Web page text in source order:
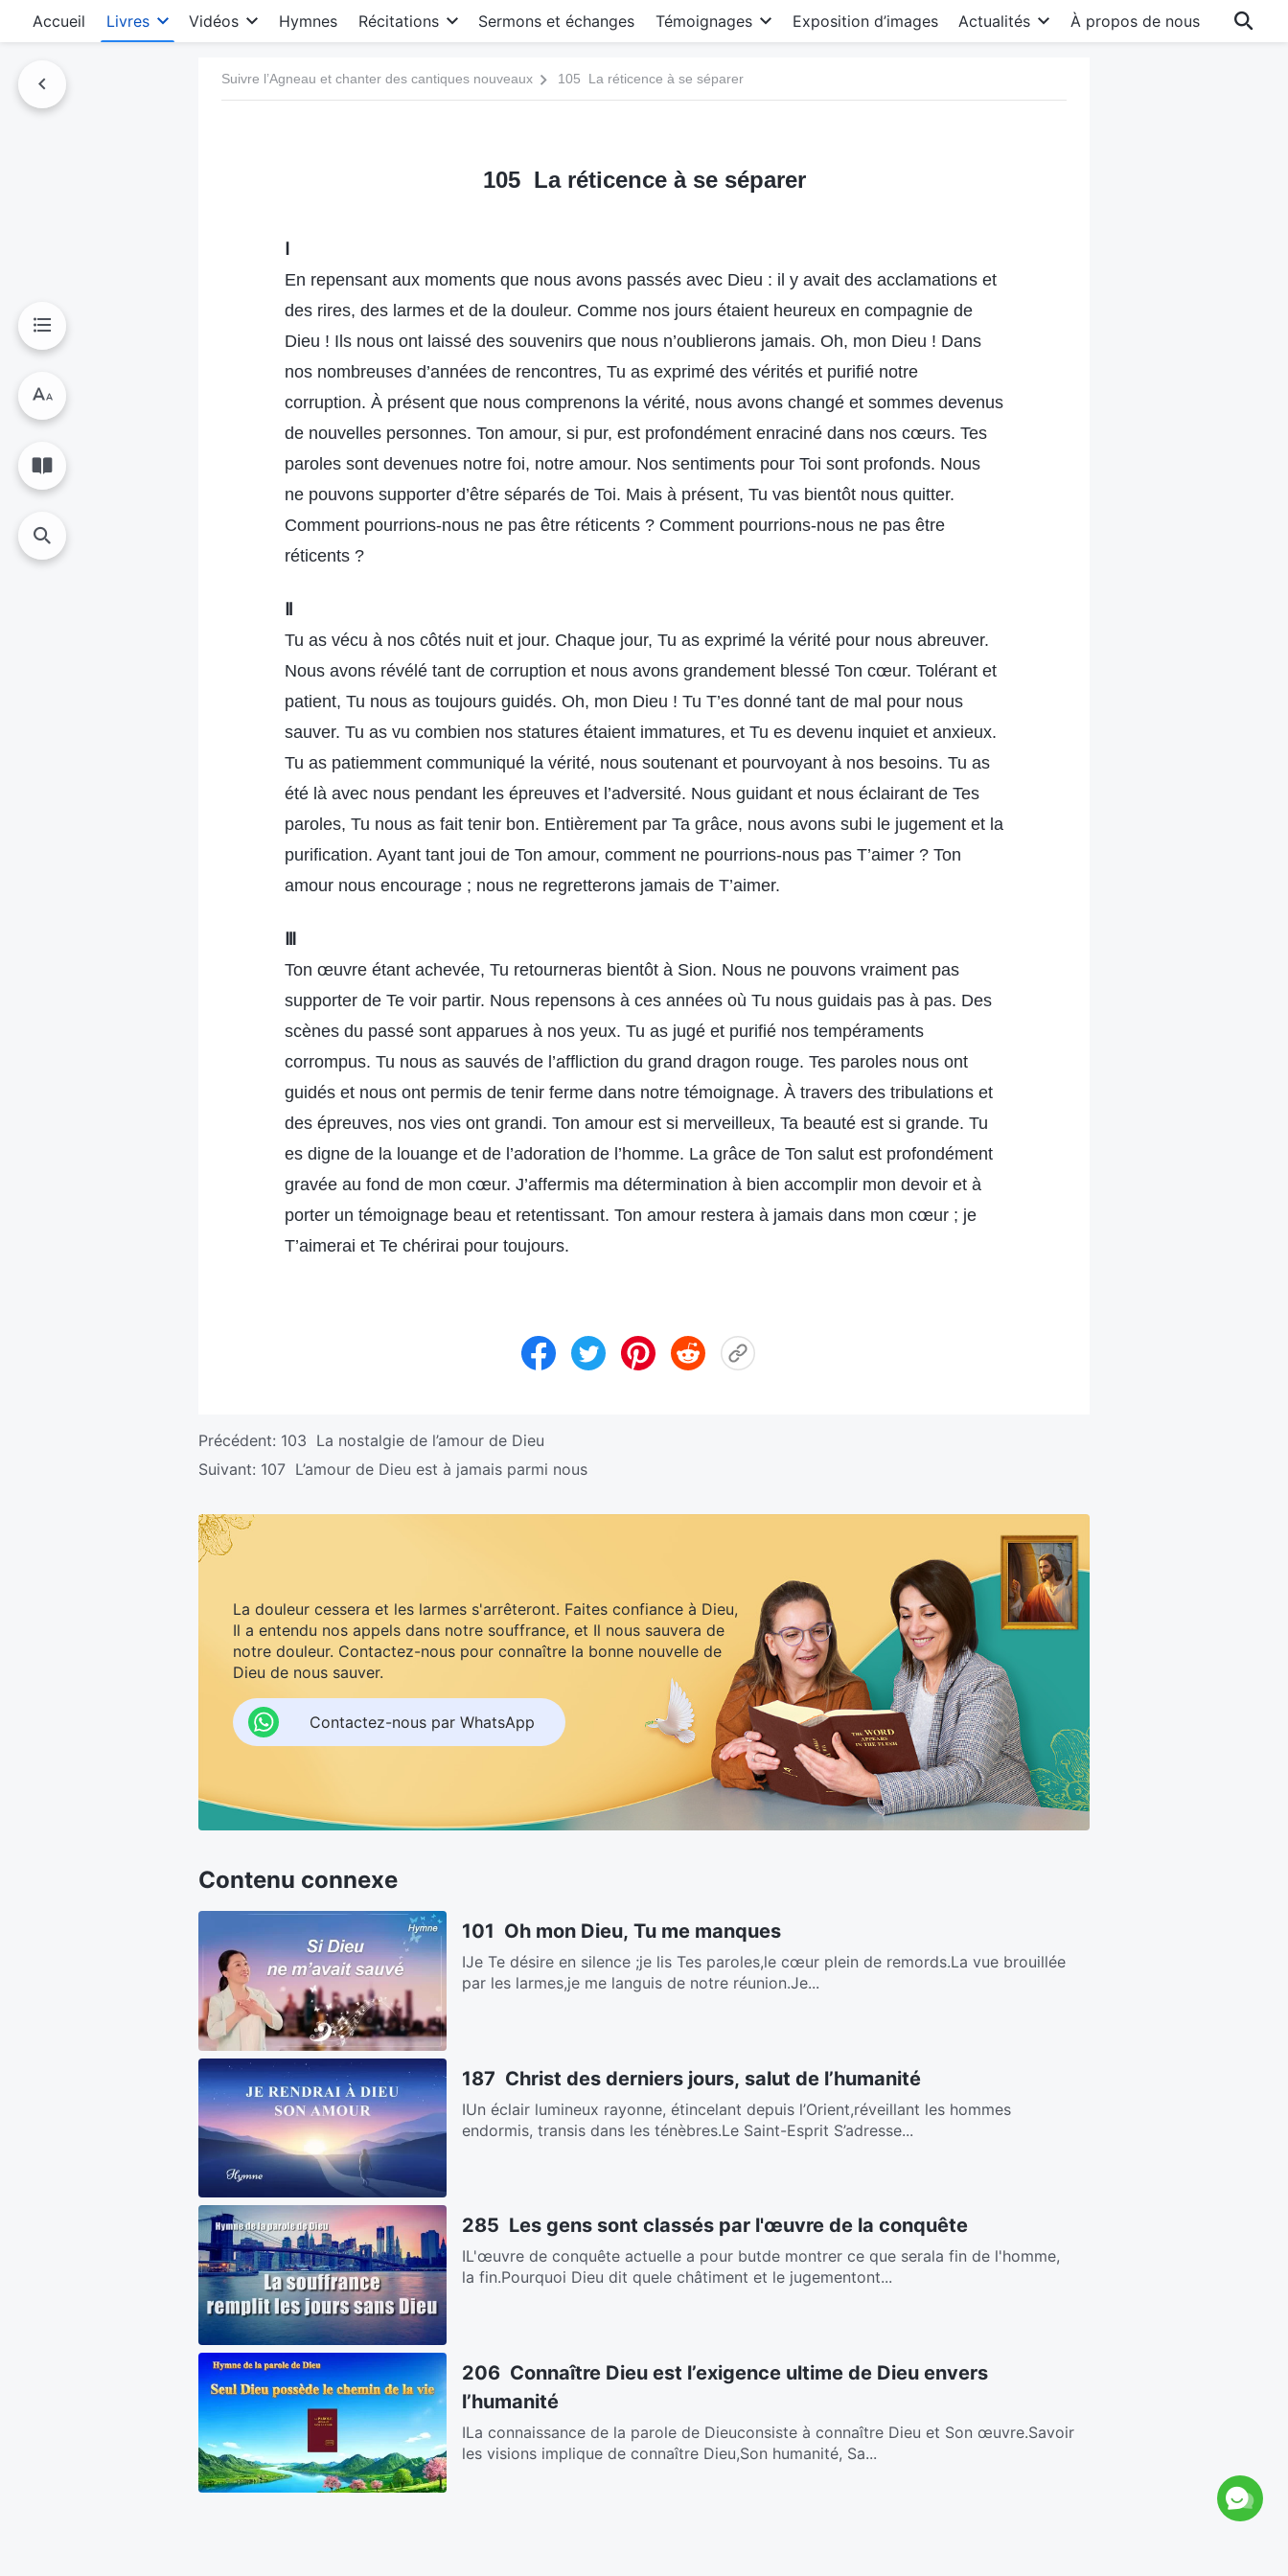
Accueil Livres Vidéos Hymnes Récitations Sermons et échanges Témoignages Exposition d’images Actualités À propos de nous
Suivre l’Agneau et chanter des cantiques nouveaux 105 La réticence à se séparer
105 La réticence à se séparer
En repensant aux moments que nous avons passés avec Dieu : il y avait des acclamations et
des rires, des larmes et de la douleur. Comme nos jours étaient heureux en compagnie de
Dieu ! Ils nous ont laissé des souvenirs que nous n’oublierons jamais. Oh, mon Dieu ! Dans
nos nombreuses d’années de rencontres, Tu as exprimé des vérités et purifié notre
corruption. À présent que nous comprenons la vérité, nous avons changé et sommes devenus
de nouvelles personnes. Ton amour, si pur, est profondément enraciné dans nos cœurs. Tes
paroles sont devenues notre foi, notre amour. Nos sentiments pour Toi sont profonds. Nous
ne pouvons supporter d’être séparés de Toi. Mais à présent, Tu vas bientôt nous quitter.
Comment pourrions-nous ne pas être réticents ? Comment pourrions-nous ne pas être
réticents ?
Tu as vécu à nos côtés nuit et jour. Chaque jour, Tu as exprimé la vérité pour nous abreuver.
Nous avons révélé tant de corruption et nous avons grandement blessé Ton cœur. Tolérant et
patient, Tu nous as toujours guidés. Oh, mon Dieu ! Tu T’es donné tant de mal pour nous
sauver. Tu as vu combien nos statures étaient immatures, et Tu es devenu inquiet et anxieux.
Tu as patiemment communiqué la vérité, nous soutenant et pourvoyant à nos besoins. Tu as
été là avec nous pendant les épreuves et l’adversité. Nous guidant et nous éclairant de Tes
paroles, Tu nous as fait tenir bon. Entièrement par Ta grâce, nous avons subi le jugement et la
purification. Ayant tant joui de Ton amour, comment ne pourrions-nous pas T’aimer ? Ton
amour nous encourage ; nous ne regretterons jamais de T’aimer.
Ton œuvre étant achevée, Tu retourneras bientôt à Sion. Nous ne pouvons vraiment pas
supporter de Te voir partir. Nous repensons à ces années où Tu nous guidais pas à pas. Des
scènes du passé sont apparues à nos yeux. Tu as jugé et purifié nos tempéraments
corrompus. Tu nous as sauvés de l’affliction du grand dragon rouge. Tes paroles nous ont
guidés et nous ont permis de tenir ferme dans notre témoignage. À travers des tribulations et
des épreuves, nos vies ont grandi. Ton amour est si merveilleux, Ta beauté est si grande. Tu
es digne de la louange et de l’adoration de l’homme. La grâce de Ton salut est profondément
gravée au fond de mon cœur. J’affermis ma détermination à bien accomplir mon devoir et à
porter un témoignage beau et retentissant. Ton amour restera à jamais dans mon cœur ; je
T’aimerai et Te chérirai pour toujours.
Précédent: 103 La nostalgie de l’amour de Dieu
Suivant: 107 L’amour de Dieu est à jamais parmi nous
La douleur cessera et les larmes s'arrêteront. Faites confiance à Dieu,
Il a entendu nos appels dans notre souffrance, et Il nous sauvera de
notre douleur. Contactez-nous pour connaître la bonne nouvelle de
Dieu de nous sauver.
Contactez-nous par WhatsApp
Contenu connexe
101 Oh mon Dieu, Tu me manques
ⅠJe Te désire en silence ;je lis Tes paroles,le cœur plein de remords.La vue brouillée
par les larmes,je me languis de notre réunion.Je...
187 Christ des derniers jours, salut de l’humanité
ⅠUn éclair lumineux rayonne, étincelant depuis l’Orient,réveillant les hommes
endormis, transis dans les ténèbres.Le Saint-Esprit S’adresse...
285 Les gens sont classés par l'œuvre de la conquête
ⅠL'œuvre de conquête actuelle a pour butde montrer ce que serala fin de l'homme,
la fin.Pourquoi Dieu dit quele châtiment et le jugementont...
206 Connaître Dieu est l’exigence ultime de Dieu envers
l’humanité
ⅠLa connaissance de la parole de Dieuconsiste à connaître Dieu et Son œuvre.Savoir
les visions implique de connaître Dieu,Son humanité, Sa...